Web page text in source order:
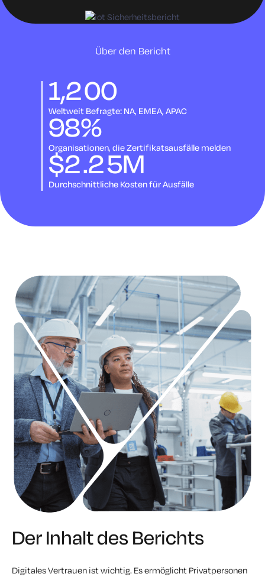
Über den Bericht
1,200
Weltweit Befragte: NA, EMEA, APAC
98%
Organisationen, die Zertifikatsausfälle melden
$2.25M
Durchschnittliche Kosten für Ausfälle
Der Inhalt des Berichts
Digitales Vertrauen ist wichtig. Es ermöglicht Privatpersonen